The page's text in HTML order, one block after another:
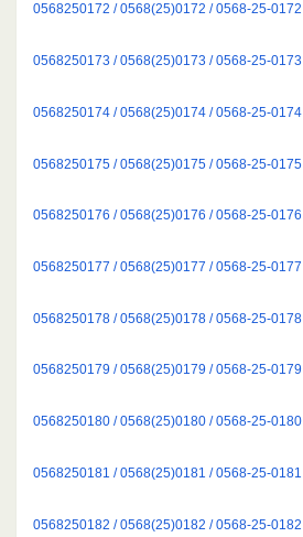
0568250172 / 0568(25)0172 / 0568-25-0172
0568250173 / 0568(25)0173 / 0568-25-0173
0568250174 / 0568(25)0174 / 0568-25-0174
0568250175 / 0568(25)0175 / 0568-25-0175
0568250176 / 0568(25)0176 / 0568-25-0176
0568250177 / 0568(25)0177 / 0568-25-0177
0568250178 / 0568(25)0178 / 0568-25-0178
0568250179 / 0568(25)0179 / 0568-25-0179
0568250180 / 0568(25)0180 / 0568-25-0180
0568250181 / 0568(25)0181 / 0568-25-0181
0568250182 / 0568(25)0182 / 0568-25-0182